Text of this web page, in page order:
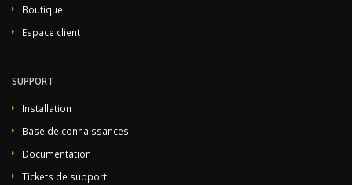
Boutique
Espace client
SUPPORT
Installation
Base de connaissances
Documentation
Tickets de support